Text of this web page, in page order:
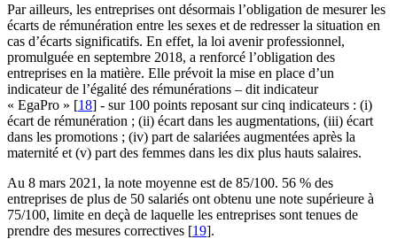
Par ailleurs, les entreprises ont désormais l’obligation de mesurer les
écarts de rémunération entre les sexes et de redresser la situation en
cas d’écarts significatifs. En effet, la loi avenir professionnel,
promulguée en septembre 2018, a renforcé l’obligation des
entreprises en la matière. Elle prévoit la mise en place d’un
indicateur de l’égalité des rémunérations – dit indicateur
« EgaPro » [18] - sur 100 points reposant sur cinq indicateurs : (i)
écart de rémunération ; (ii) écart dans les augmentations, (iii) écart
dans les promotions ; (iv) part de salariées augmentées après la
maternité et (v) part des femmes dans les dix plus hauts salaires.
Au 8 mars 2021, la note moyenne est de 85/100. 56 % des
entreprises de plus de 50 salariés ont obtenu une note supérieure à
75/100, limite en deçà de laquelle les entreprises sont tenues de
prendre des mesures correctives [19].